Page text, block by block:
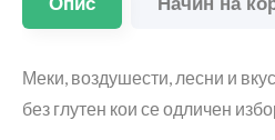
Меки, воздушести, лесни и
без глутен кои се одличен